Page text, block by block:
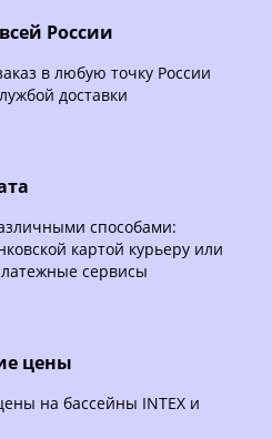
России
в любую точку России
доставки
способами:
картой курьеру или
сервисы
цены
на бассейны INTEX и